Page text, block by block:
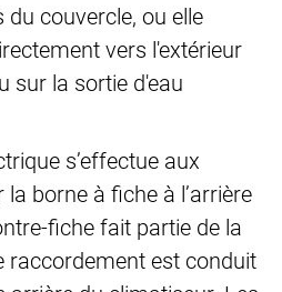
couvercle, ou elle
vers l'extérieur
sur la sortie d'eau
s’effectue aux
borne à fiche à l’arrière
fiche fait partie de la
raccordement est conduit